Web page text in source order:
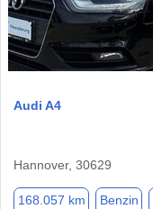
Audi A4
Hannover, 30629
168.057 km Benzin